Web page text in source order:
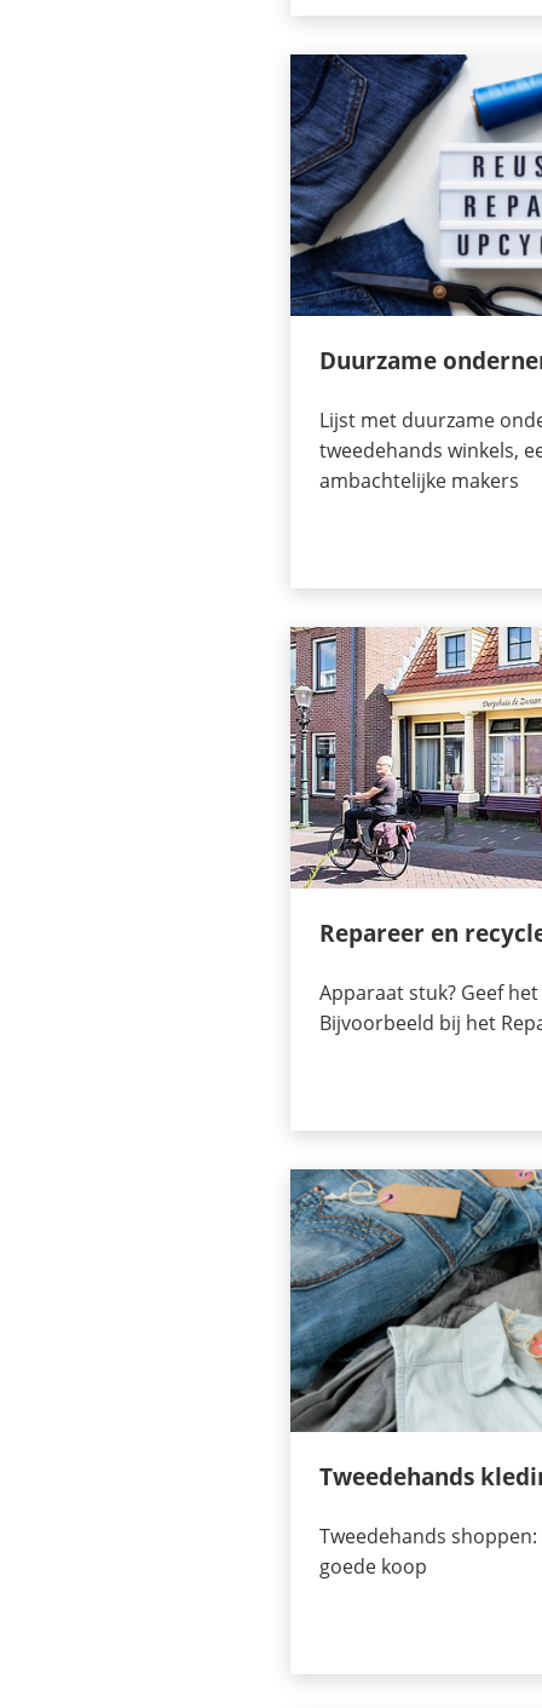
Duurzame
Lijst met duurzame
tweedehands winkels,
ambachtelijke makers
Repareer en
Apparaat stuk? Geef
Bijvoorbeeld bij het
Tweedehands
Tweedehands
goede koop